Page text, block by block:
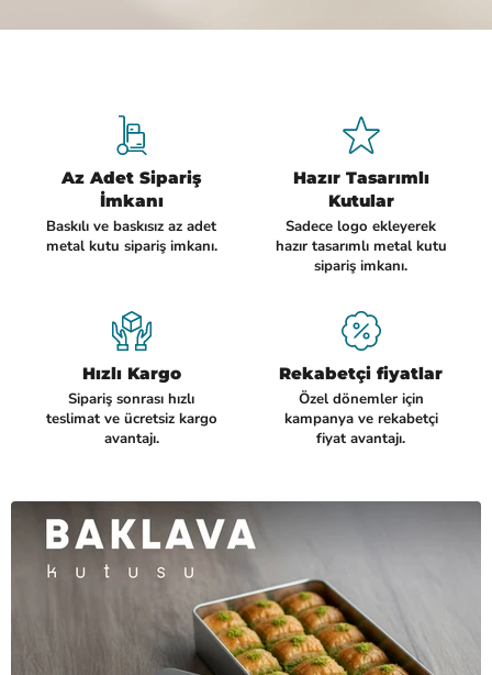
Az Adet Sipariş
İmkanı
Baskılı ve baskısız az adet
metal kutu sipariş imkanı.
Hazır Tasarımlı
Kutular
Sadece logo ekleyerek
hazır tasarımlı metal kutu
sipariş imkanı.
Hızlı Kargo
Sipariş sonrası hızlı
teslimat ve ücretsiz kargo
avantajı.
Rekabetçi fiyatlar
Özel dönemler için
kampanya ve rekabetçi
fiyat avantajı.